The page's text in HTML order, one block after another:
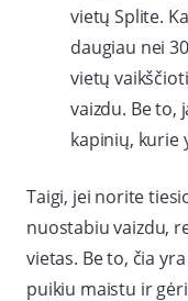
vietų Splite.
daugiau nei
vietų
vaizdu. Be to,
kapinių, kurie
Taigi, jei norite
nuostabiu vaizdu,
vietas. Be to, čia
puikiu maistu ir